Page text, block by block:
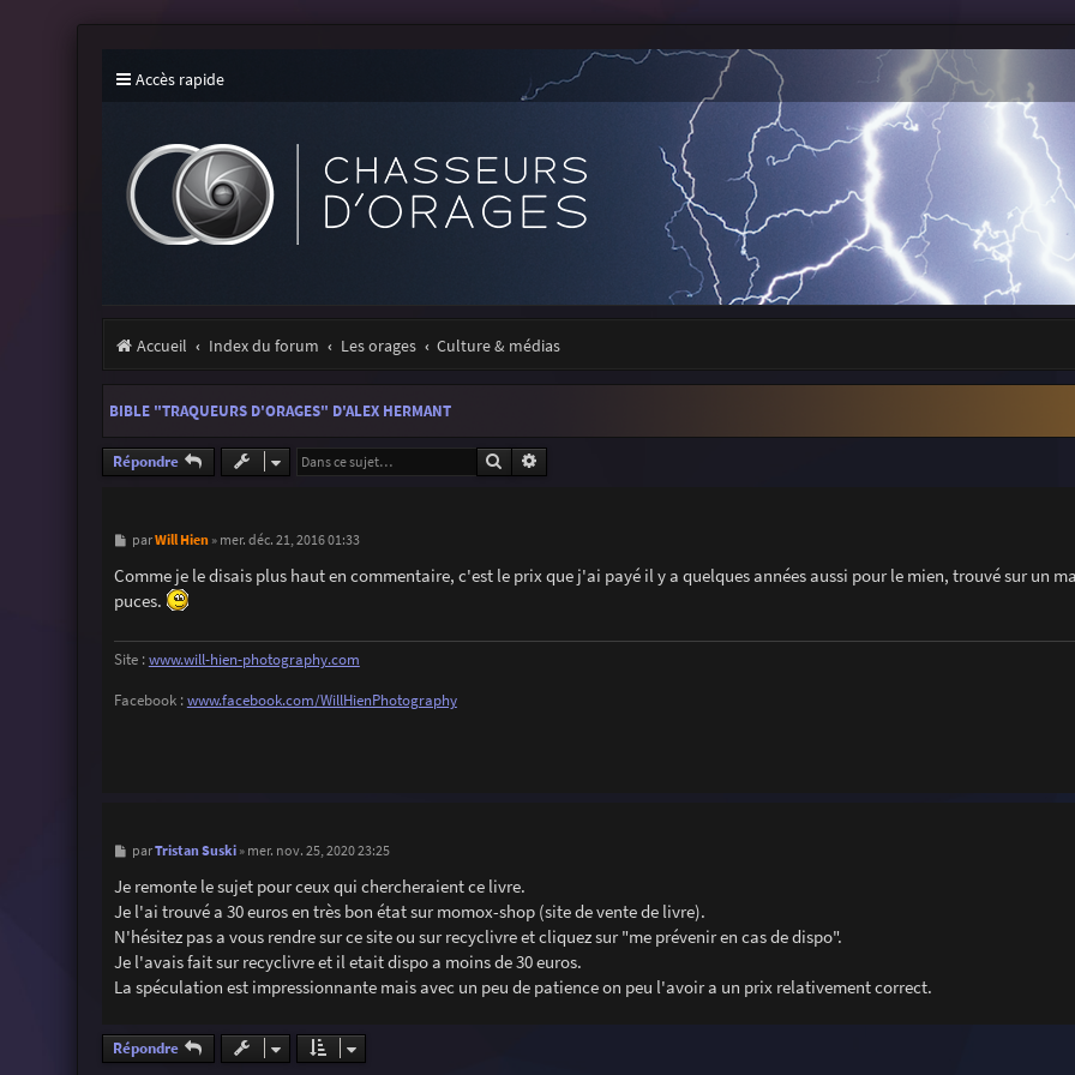
Accès rapide
Accueil Index du forum Les orages Culture & médias
BIBLE "TRAQUEURS D'ORAGES" D'ALEX HERMANT
Répondre Rechercher
M
s
s
a
parWill Hien» mer. déc. 21, 2016 01:33
Comme je le disais plus haut en commentaire, c'est le prix que j'ai payé il y a quelques années aussi pour le mien, trouvé sur un
puces.
Site :www.will-hien-photography.com
Facebook :www.facebook.com/WillHienPhotography
M
s
s
a
g
e
parTristan Suski» mer. nov. 25, 2020 23:25
Je remonte le sujet pour ceux qui chercheraient ce livre.
Je l'ai trouvé a 30 euros en très bon état sur momox-shop (site de vente de livre).
N'hésitez pas a vous rendre sur ce site ou sur recyclivre et cliquez sur "me prévenir en cas de dispo".
Je l'avais fait sur recyclivre et il etait dispo a moins de 30 euros.
La spéculation est impressionnante mais avec un peu de patience on peu l'avoir a un prix relativement correct.
Répondre